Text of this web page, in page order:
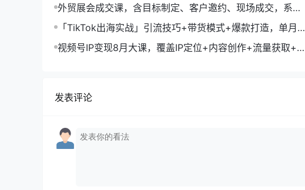
外贸展会成交课，含目标制定、客户邀约、现场成交，系统
化SOP提升参展ROI
「TikTok出海实战」引流技巧+带货模式+爆款打造，单月变
现10万+秘籍
视频号IP变现8月大课，覆盖IP定位+内容创作+流量获取+合
发表评论